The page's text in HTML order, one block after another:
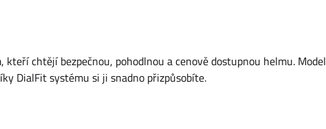
chtějí bezpečnou, pohodlnou a cenově dostupnou helmu. Model
DialFit systému si ji snadno přizpůsobíte.